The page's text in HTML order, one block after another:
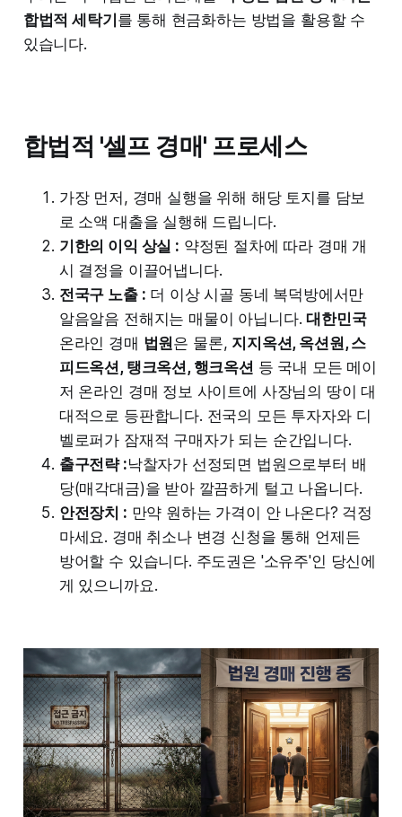
합법적 세탁기 를 통해 현금화하는 방법을 활용할 수
있습니다.
합법적 '셀프 경매' 프로세스
가장 먼저, 경매 실행을 위해 해당 토지를 담보
로 소액 대출을 실행해 드립니다.
기한의 이익 상실 : 약정된 절차에 따라 경매 개
시 결정을 이끌어냅니다.
전국구 노출 : 더 이상 시골 동네 복덕방에서만
알음알음 전해지는 매물이 아닙니다.대한민국
온라인 경매 법원은 물론, 지지옥션, 옥션원, 스
피드옥션, 탱크옥션, 행크옥션 등 국내 모든 메이
저 온라인 경매 정보 사이트에 사장님의 땅이 대
대적으로 등판합니다. 전국의 모든 투자자와 디
벨로퍼가 잠재적 구매자가 되는 순간입니다.
출구전략 :낙찰자가 선정되면 법원으로부터 배
당(매각대금)을 받아 깔끔하게 털고 나옵니다.
안전장치 : 만약 원하는 가격이 안 나온다? 걱정
마세요. 경매 취소나 변경 신청을 통해 언제든
방어할 수 있습니다. 주도권은 '소유주'인 당신에
게 있으니까요.